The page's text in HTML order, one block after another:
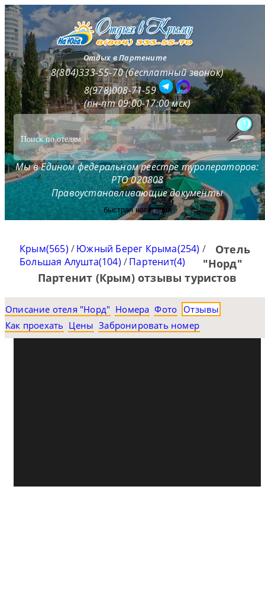
Отдых в Партените
8(804)333-55-70 (бесплатный звонок)
8(978)008-71-59
(пн-пт 09:00-17:00 мск)
Мы в Едином федеральном реестре туроператоров:
РТО 020808
Правоустанавливающие документы
быстрая навигация
Крым(565) /Южный Берег Крыма(254) /
Большая Алушта(104) /Партенит(4)
Отель
"Норд"
Партенит (Крым) отзывы туристов
Описание отеля "Норд" Номера Фото Отзывы
Как проехать Цены Забронировать номер